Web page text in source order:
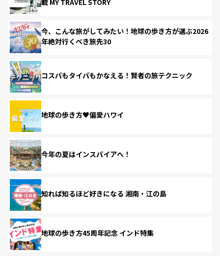
今、こんな旅がしてみたい！地球の歩き方が選ぶ2026
年絶対行くべき旅先30
コスパもタイパもかなえる！賢者の旅テクニック
地球の歩き方♥偏愛ハワイ
今年の夏はインスパイアへ！
知れば知るほど好きになる 湘南・江の島
地球の歩き方45周年記念 インド特集